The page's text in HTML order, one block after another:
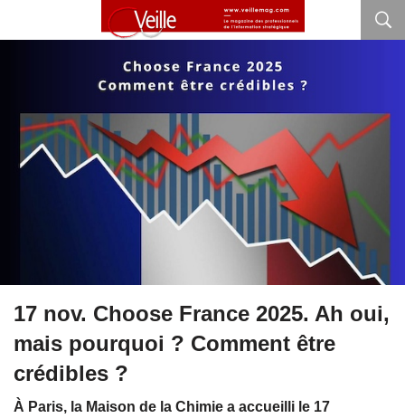
17 nov. Choose France 2025. Ah oui,
mais pourquoi ? Comment être
crédibles ?
À Paris, la Maison de la Chimie a accueilli le 17